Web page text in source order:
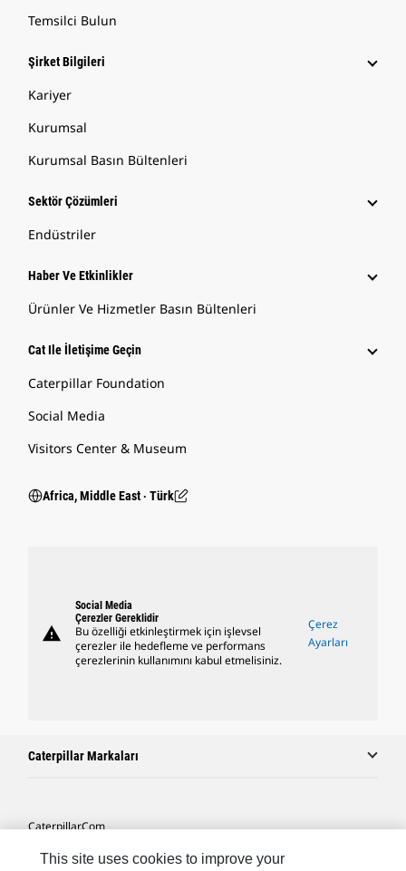
Temsilci Bulun
Şirket Bilgileri
Kariyer
Kurumsal
Kurumsal Basın Bültenleri
Sektör Çözümleri
Endüstriler
Haber Ve Etkinlikler
Ürünler Ve Hizmetler Basın Bültenleri
Cat Ile İletişime Geçin
Caterpillar Foundation
Social Media
Visitors Center & Museum
Africa, Middle East ‧ Türk
warning
Social Media
Çerezler Gereklidir
Bu özelliği etkinleştirmek için işlevsel
çerezler ile hedefleme ve performans
çerezlerinin kullanımını kabul etmelisiniz.
Çerez
Ayarları
Caterpillar Markaları
Caterpillar.com
Caterpillar Müşteri Hizmetleri Ve Iletişim
This site uses cookies to improve your